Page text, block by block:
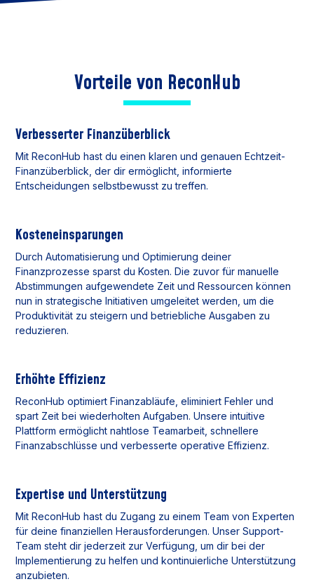
Vorteile von ReconHub
Verbesserter Finanzüberblick
Mit ReconHub hast du einen klaren und genauen Echtzeit-
Finanzüberblick, der dir ermöglicht, informierte
Entscheidungen selbstbewusst zu treffen.
Kosteneinsparungen
Durch Automatisierung und Optimierung deiner
Finanzprozesse sparst du Kosten. Die zuvor für manuelle
Abstimmungen aufgewendete Zeit und Ressourcen können
nun in strategische Initiativen umgeleitet werden, um die
Produktivität zu steigern und betriebliche Ausgaben zu
reduzieren.
Erhöhte Effizienz
ReconHub optimiert Finanzabläufe, eliminiert Fehler und
spart Zeit bei wiederholten Aufgaben. Unsere intuitive
Plattform ermöglicht nahtlose Teamarbeit, schnellere
Finanzabschlüsse und verbesserte operative Effizienz.
Expertise und Unterstützung
Mit ReconHub hast du Zugang zu einem Team von Experten
für deine finanziellen Herausforderungen. Unser Support-
Team steht dir jederzeit zur Verfügung, um dir bei der
Implementierung zu helfen und kontinuierliche Unterstützung
anzubieten.